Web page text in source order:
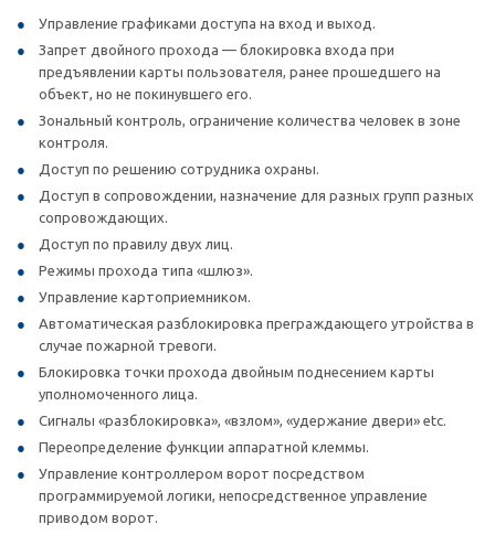
Управление графиками доступа на вход и выход.
Запрет двойного прохода — блокировка входа при
предъявлении карты пользователя, ранее прошедшего на
объект, но не покинувшего его.
Зональный контроль, ограничение количества человек в зоне
контроля.
Доступ по решению сотрудника охраны.
Доступ в сопровождении, назначение для разных групп разных
сопровождающих.
Доступ по правилу двух лиц.
Режимы прохода типа «шлюз».
Управление картоприемником.
Автоматическая разблокировка преграждающего утройства в
случае пожарной тревоги.
Блокировка точки прохода двойным поднесением карты
уполномоченного лица.
Сигналы «разблокировка», «взлом», «удержание двери» etc.
Переопределение функции аппаратной клеммы.
Управление контроллером ворот посредством
программируемой логики, непосредственное управление
приводом ворот.